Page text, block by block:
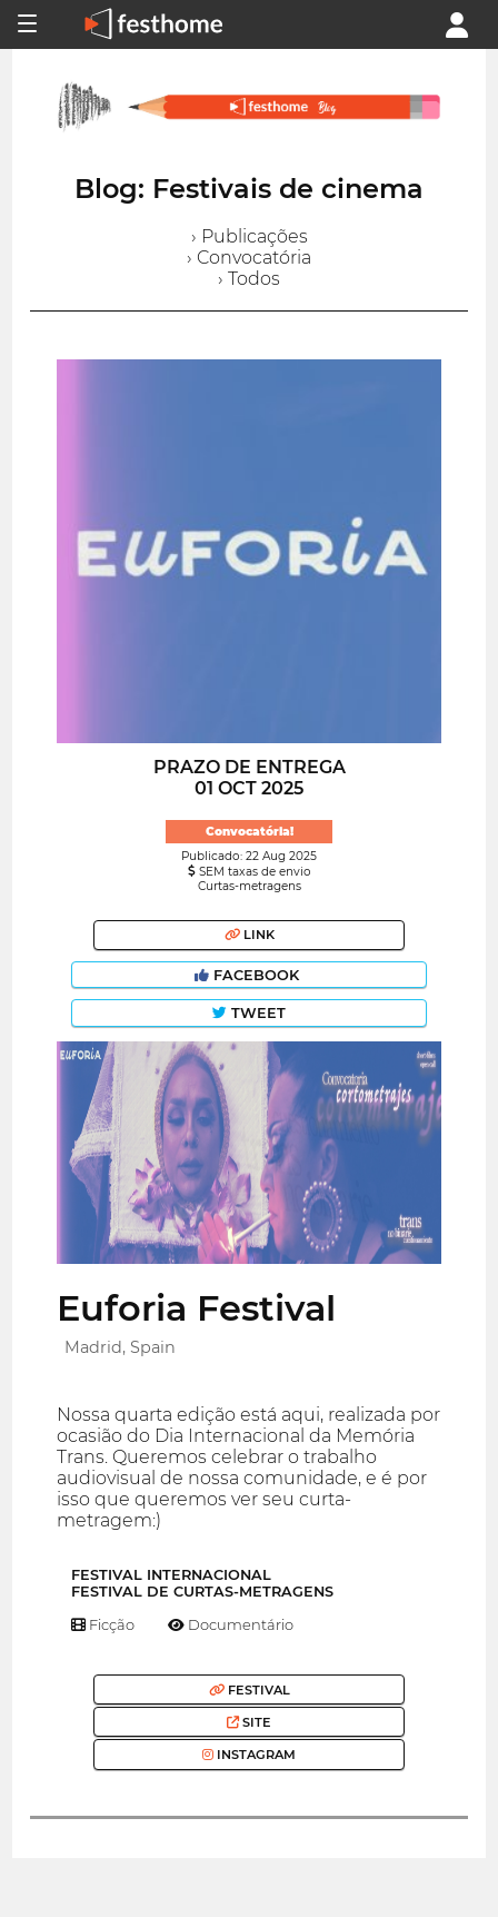
Blog: Festivais de cinema
› Publicações
› Convocatória
› Todos
PRAZO DE ENTREGA
01 OCT 2025
Convocatória!
Publicado: 22 Aug 2025
SEM taxas de envio
Curtas-metragens
LINK
FACEBOOK
TWEET
Euforia Festival
Madrid, Spain
Nossa quarta edição está aqui, realizada por
ocasião do Dia Internacional da Memória
Trans. Queremos celebrar o trabalho
audiovisual de nossa comunidade, e é por
isso que queremos ver seu curta-
metragem:)
FESTIVAL INTERNACIONAL
FESTIVAL DE CURTAS-METRAGENS
Ficção Documentário
FESTIVAL
SITE
INSTAGRAM